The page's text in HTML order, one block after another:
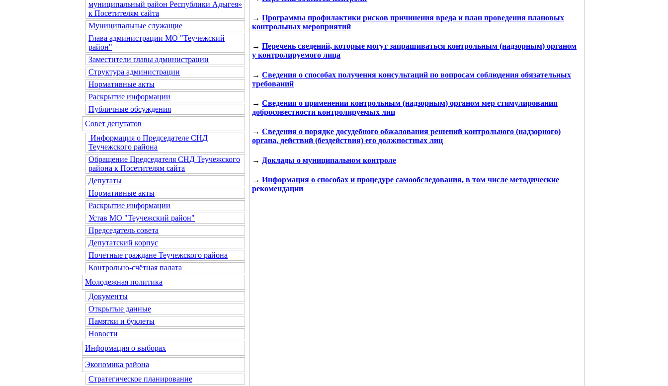
муниципальный район Республики Адыгея»
к Посетителям сайта
Муниципальные служащие
Глава администрации МО "Теучежский
район"
Заместители главы администрации
Структура администрации
Нормативные акты
Раскрытие информации
Публичные обсуждения
Совет депутатов
Информация о Председателе СНД
Теучежского района
Обращение Председателя СНД Теучежского
района к Посетителям сайта
Депутаты
Нормативные акты
Раскрытие информации
Устав МО "Теучежский район"
Председатель совета
Депутатский корпус
Почетные граждане Теучежского района
Контрольно-счётная палата
Молодежная политика
Документы
Открытые данные
Памятки и буклеты
Новости
Информация о выборах
Экономика района
Стратегическое планирование
→ Программы профилактики рисков причинения вреда и план проведения плановых
контрольных мероприятий
→ Перечень сведений, которые могут запрашиваться контрольным (надзорным) органом
у контролируемого лица
→ Сведения о способах получения консультаций по вопросам соблюдения обязательных
требований
→ Сведения о применении контрольным (надзорным) органом мер стимулирования
добросовестности контролируемых лиц
→ Сведения о порядке досудебного обжалования решений контрольного (надзорного)
органа, действий (бездействия) его должностных лиц
→ Доклады о муниципальном контроле
→ Информация о способах и процедуре самообследования, в том числе методические
рекомендации